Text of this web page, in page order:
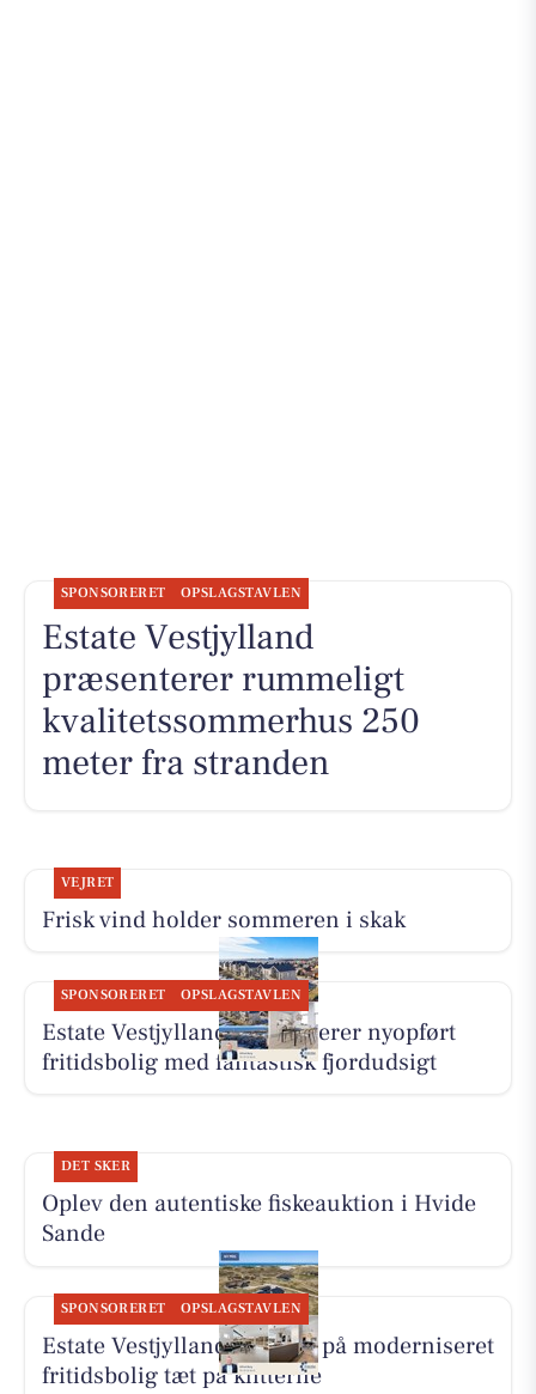
SPONSORERET OPSLAGSTAVLEN
Estate Vestjylland
præsenterer rummeligt
kvalitetssommerhus 250
meter fra stranden
VEJRET
Frisk vind holder sommeren i skak
SPONSORERET OPSLAGSTAVLEN
Estate Vestjylland præsenterer nyopført
fritidsbolig med fantastisk fjordudsigt
DET SKER
Oplev den autentiske fiskeauktion i Hvide
Sande
SPONSORERET OPSLAGSTAVLEN
Estate Vestjylland: Ny pris på moderniseret
fritidsbolig tæt på klitterne